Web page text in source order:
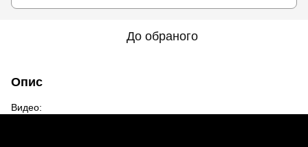
До обраного
Опис
Видео: